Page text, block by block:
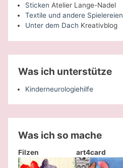
Sticken Atelier Lange-Nadel
Textile und andere Spielereien
Unter dem Dach Kreativblog
Was ich unterstütze
Kinderneurologiehilfe
Was ich so mache
Filzen art4card